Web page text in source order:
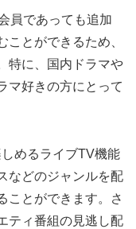
員であっても追加
とができるため、
特に、国内ドラマや
マ好きの方にとって
めるライブTV機能
などのジャンルを配
ことができます。さ
ティ番組の見逃し配